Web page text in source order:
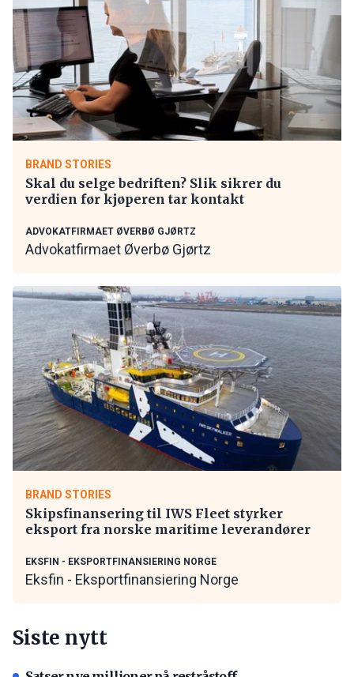
BRAND STORIES
Skal du selge bedriften? Slik sikrer du
verdien før kjøperen tar kontakt
ADVOKATFIRMAET ØVERBØ GJØRTZ
Advokatfirmaet Øverbø Gjørtz
BRAND STORIES
Skipsfinansering til IWS Fleet styrker
eksport fra norske maritime leverandører
EKSFIN - EKSPORTFINANSIERING NORGE
Eksfin - Eksportfinansiering Norge
Siste nytt